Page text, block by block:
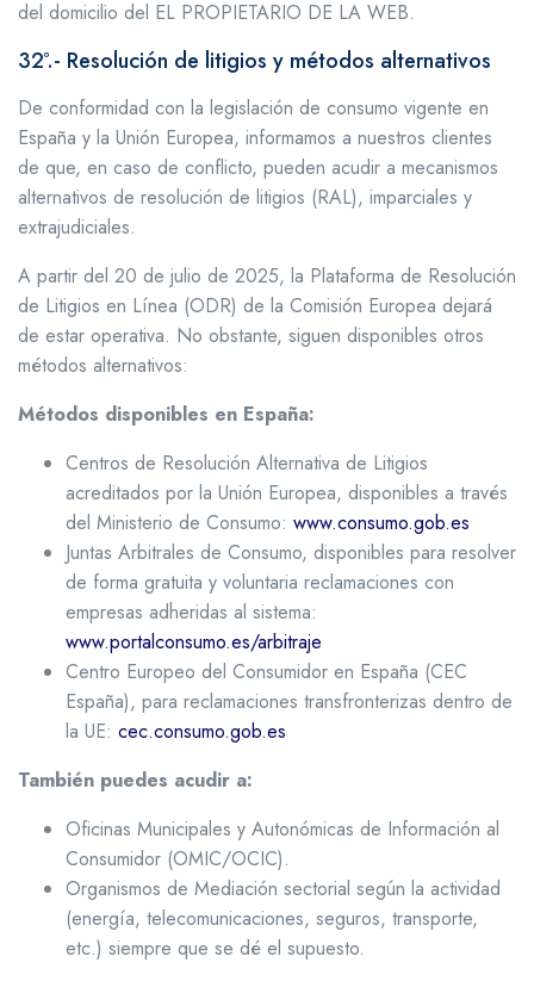
del domicilio del EL PROPIETARIO DE LA WEB.
32º.- Resolución de litigios y métodos alternativos
De conformidad con la legislación de consumo vigente en
España y la Unión Europea, informamos a nuestros clientes
de que, en caso de conflicto, pueden acudir a mecanismos
alternativos de resolución de litigios (RAL), imparciales y
extrajudiciales.
A partir del 20 de julio de 2025, la Plataforma de Resolución
de Litigios en Línea (ODR) de la Comisión Europea dejará
de estar operativa. No obstante, siguen disponibles otros
métodos alternativos:
Métodos disponibles en España:
Centros de Resolución Alternativa de Litigios
acreditados por la Unión Europea, disponibles a través
del Ministerio de Consumo: www.consumo.gob.es
Juntas Arbitrales de Consumo, disponibles para resolver
de forma gratuita y voluntaria reclamaciones con
empresas adheridas al sistema:
www.portalconsumo.es/arbitraje
Centro Europeo del Consumidor en España (CEC
España), para reclamaciones transfronterizas dentro de
la UE: cec.consumo.gob.es
También puedes acudir a:
Oficinas Municipales y Autonómicas de Información al
Consumidor (OMIC/OCIC).
Organismos de Mediación sectorial según la actividad
(energía, telecomunicaciones, seguros, transporte,
etc.) siempre que se dé el supuesto.